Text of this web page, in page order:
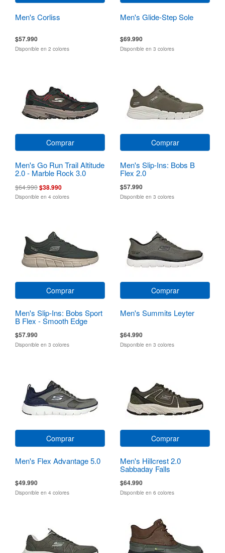
Men's Corliss
$57.990
Disponible en 2 colores
Men's Glide-Step Sole
$69.990
Disponible en 3 colores
Comprar
Men's Go Run Trail Altitude
2.0 - Marble Rock 3.0
$64.990$38.990
Disponible en 4 colores
Comprar
Men's Slip-Ins: Bobs B
Flex 2.0
$57.990
Disponible en 3 colores
Comprar
Men's Slip-Ins: Bobs Sport
B Flex - Smooth Edge
$57.990
Disponible en 3 colores
Comprar
Men's Summits Leyter
$64.990
Disponible en 3 colores
Comprar
Men's Flex Advantage 5.0
$49.990
Disponible en 4 colores
Comprar
Men's Hillcrest 2.0
Sabbaday Falls
$64.990
Disponible en 6 colores